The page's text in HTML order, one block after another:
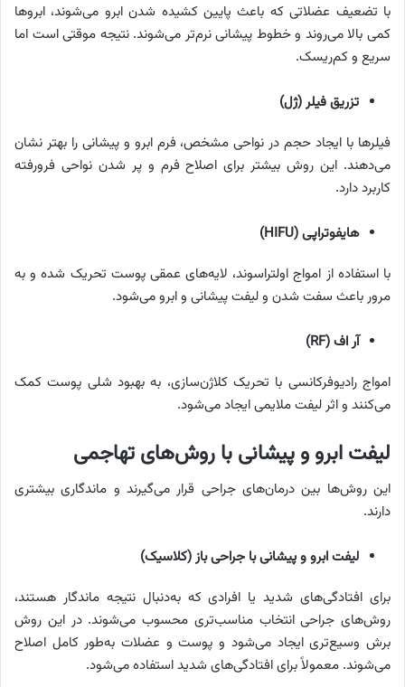
با تضعیف عضلاتی که باعث پایین کشیده شدن ابرو می‌شوند، ابروها
کمی بالا می‌روند و خطوط پیشانی نرم‌تر می‌شوند. نتیجه موقتی است اما
سریع و کم‌ریسک.
تزریق فیلر (ژل)
فیلرها با ایجاد حجم در نواحی مشخص، فرم ابرو و پیشانی را بهتر نشان
می‌دهند. این روش بیشتر برای اصلاح فرم و پر شدن نواحی فرورفته
کاربرد دارد.
هایفوتراپی (HIFU)
با استفاده از امواج اولتراسوند، لایه‌های عمقی پوست تحریک شده و به
مرور باعث سفت شدن و لیفت پیشانی و ابرو می‌شود.
آر اف (RF)
امواج رادیوفرکانسی با تحریک کلاژن‌سازی، به بهبود شلی پوست کمک
می‌کنند و اثر لیفت ملایمی ایجاد می‌شود.
لیفت ابرو و پیشانی با روش‌های تهاجمی
این روش‌ها بین درمان‌های جراحی قرار می‌گیرند و ماندگاری بیشتری
دارند.
لیفت ابرو و پیشانی با جراحی باز (کلاسیک)
برای افتادگی‌های شدید یا افرادی که به‌دنبال نتیجه ماندگار هستند،
روش‌های جراحی انتخاب مناسب‌تری محسوب می‌شوند. در این روش
برش وسیع‌تری ایجاد می‌شود و پوست و عضلات به‌طور کامل اصلاح
می‌شوند. معمولاً برای افتادگی‌های شدید استفاده می‌شود.